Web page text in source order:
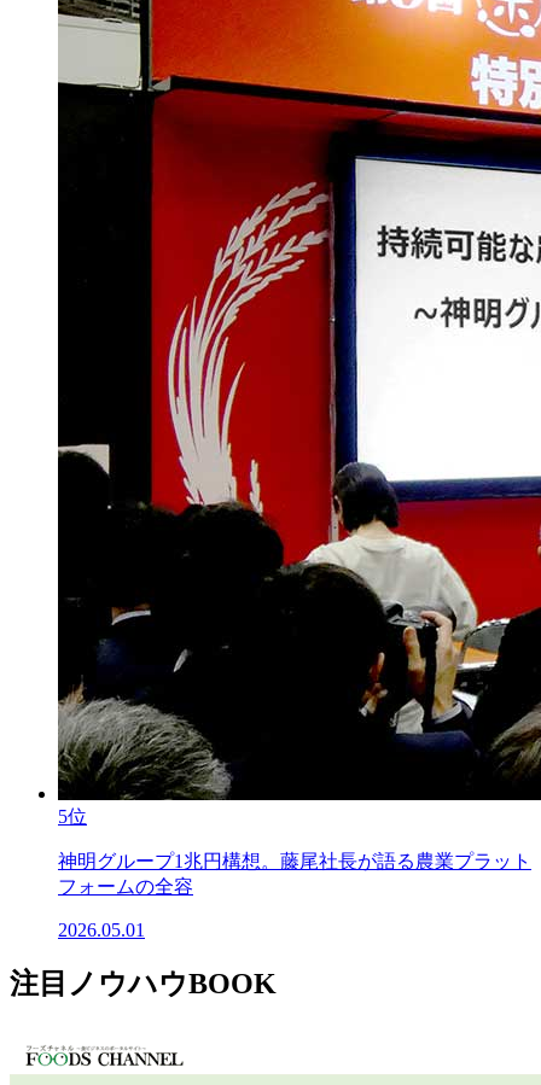
5位
神明グループ1兆円構想。藤尾社長が語る農業プラット
フォームの全容
2026.05.01
注目ノウハウBOOK